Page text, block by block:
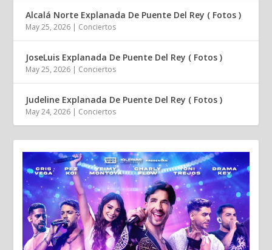
Alcalá Norte Explanada De Puente Del Rey ( Fotos )
May 25, 2026 | Conciertos
JoseLuis Explanada De Puente Del Rey ( Fotos )
May 25, 2026 | Conciertos
Judeline Explanada De Puente Del Rey ( Fotos )
May 24, 2026 | Conciertos